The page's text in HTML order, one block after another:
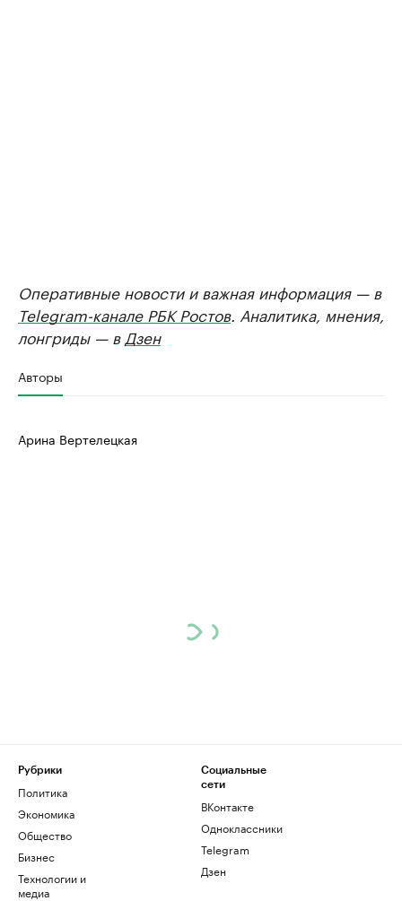
Оперативные новости и важная информация — в
Telegram-канале РБК Ростов. Аналитика, мнения,
лонгриды — в Дзен
Авторы
Арина Вертелецкая
Рубрики
Политика
Экономика
Общество
Бизнес
Технологии и
медиа
Социальные
сети
ВКонтакте
Одноклассники
Telegram
Дзен